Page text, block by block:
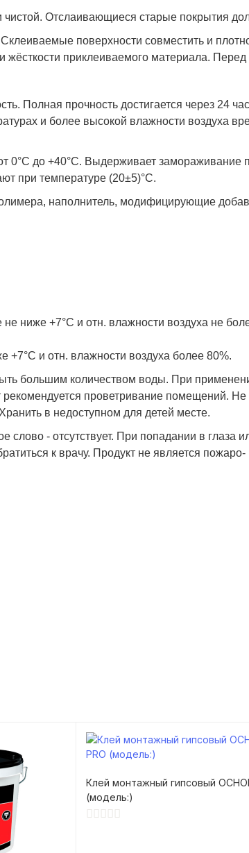
чистой. Отслаивающиеся старые покрытия
поверхности совместить и
жёсткости приклеиваемого материала.
Полная прочность достигается через 24
и более высокой влажности воздуха
0°С до +40°С. Выдерживает замораживание
при температуре (20±5)°С.
наполнитель, модифицирующие
ниже +7°С и отн. влажности воздуха не
+7°С и отн. влажности воздуха более 80%.
большим количеством воды. При
проветривание помещений.
в недоступном для детей месте.
слово - отсутствует. При попадании в
к врачу. Продукт не является
Клей монтажный гипсовый
(модель:)